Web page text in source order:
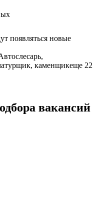
появляться новые
каменщикеще 22
вакансий